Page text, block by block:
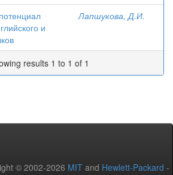
и
Лапшукова, Д.И.
results 1 to 1 of 1
© 2002-2026 MIT and Hewlett-Packard -